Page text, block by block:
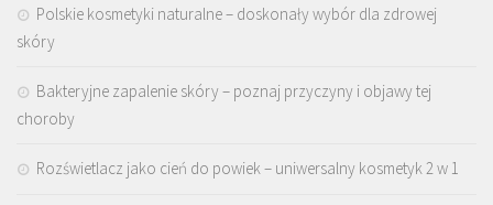
Polskie kosmetyki naturalne – doskonały wybór dla zdrowej
skóry
Bakteryjne zapalenie skóry – poznaj przyczyny i objawy tej
choroby
Rozświetlacz jako cień do powiek – uniwersalny kosmetyk 2 w 1